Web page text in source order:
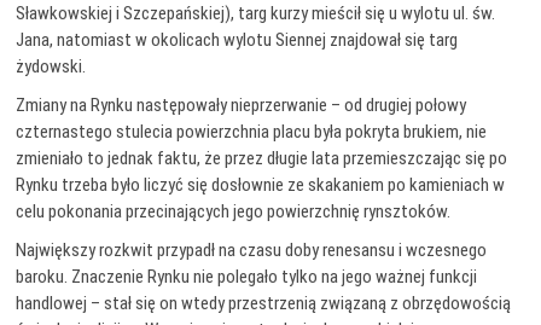
Sławkowskiej i Szczepańskiej), targ kurzy mieścił się u wylotu ul. św.
Jana, natomiast w okolicach wylotu Siennej znajdował się targ
żydowski.
Zmiany na Rynku następowały nieprzerwanie – od drugiej połowy
czternastego stulecia powierzchnia placu była pokryta brukiem, nie
zmieniało to jednak faktu, że przez długie lata przemieszczając się po
Rynku trzeba było liczyć się dosłownie ze skakaniem po kamieniach w
celu pokonania przecinających jego powierzchnię rynsztoków.
Największy rozkwit przypadł na czasu doby renesansu i wczesnego
baroku. Znaczenie Rynku nie polegało tylko na jego ważnej funkcji
handlowej – stał się on wtedy przestrzenią związaną z obrzędowością